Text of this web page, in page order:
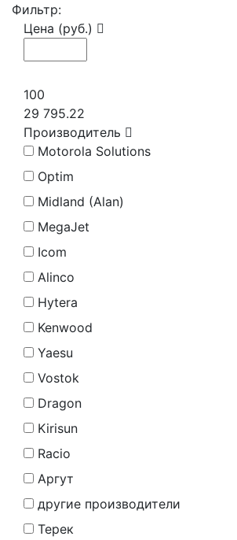
Фильтр:
Цена (руб.)
100
29 795.22
Производитель
Motorola Solutions
Optim
Midland (Alan)
MegaJet
Icom
Alinco
Hytera
Kenwood
Yaesu
Vostok
Dragon
Kirisun
Racio
Аргут
другие производители
Терек